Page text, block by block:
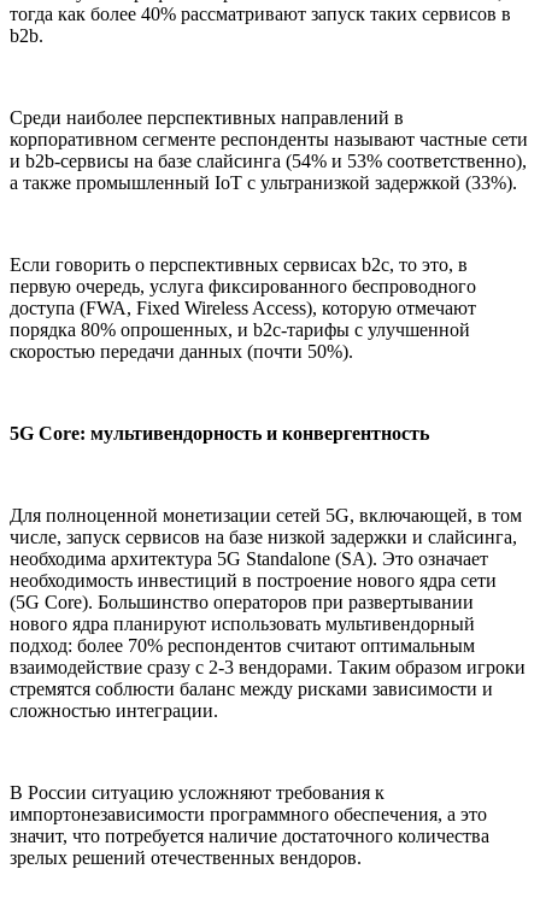
тогда как более 40% рассматривают запуск таких сервисов в
b2b.
Среди наиболее перспективных направлений в
корпоративном сегменте респонденты называют частные сети
и b2b-сервисы на базе слайсинга (54% и 53% соответственно),
а также промышленный IoT с ультранизкой задержкой (33%).
Если говорить о перспективных сервисах b2c, то это, в
первую очередь, услуга фиксированного беспроводного
доступа (FWA, Fixed Wireless Access), которую отмечают
порядка 80% опрошенных, и b2c-тарифы с улучшенной
скоростью передачи данных (почти 50%).
5G Core: мультивендорность и конвергентность
Для полноценной монетизации сетей 5G, включающей, в том
числе, запуск сервисов на базе низкой задержки и слайсинга,
необходима архитектура 5G Standalone (SA). Это означает
необходимость инвестиций в построение нового ядра сети
(5G Core). Большинство операторов при развертывании
нового ядра планируют использовать мультивендорный
подход: более 70% респондентов считают оптимальным
взаимодействие сразу с 2-3 вендорами. Таким образом игроки
стремятся соблюсти баланс между рисками зависимости и
сложностью интеграции.
В России ситуацию усложняют требования к
импортонезависимости программного обеспечения, а это
значит, что потребуется наличие достаточного количества
зрелых решений отечественных вендоров.